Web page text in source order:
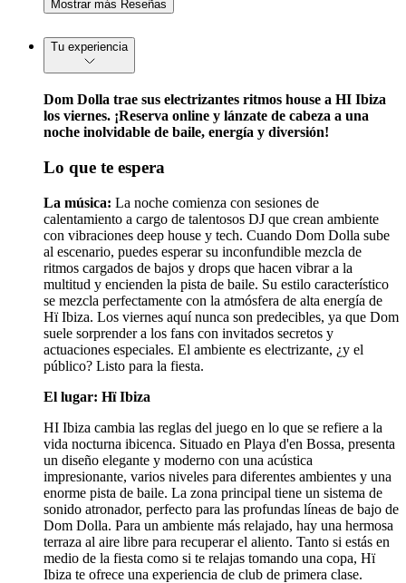
Mostrar más Reseñas
Tu experiencia
Dom Dolla trae sus electrizantes ritmos house a HI Ibiza
los viernes. ¡Reserva online y lánzate de cabeza a una
noche inolvidable de baile, energía y diversión!
Lo que te espera
La música: La noche comienza con sesiones de
calentamiento a cargo de talentosos DJ que crean ambiente
con vibraciones deep house y tech. Cuando Dom Dolla sube
al escenario, puedes esperar su inconfundible mezcla de
ritmos cargados de bajos y drops que hacen vibrar a la
multitud y encienden la pista de baile. Su estilo característico
se mezcla perfectamente con la atmósfera de alta energía de
Hï Ibiza. Los viernes aquí nunca son predecibles, ya que Dom
suele sorprender a los fans con invitados secretos y
actuaciones especiales. El ambiente es electrizante, ¿y el
público? Listo para la fiesta.
El lugar: Hï Ibiza
HI Ibiza cambia las reglas del juego en lo que se refiere a la
vida nocturna ibicenca. Situado en Playa d'en Bossa, presenta
un diseño elegante y moderno con una acústica
impresionante, varios niveles para diferentes ambientes y una
enorme pista de baile. La zona principal tiene un sistema de
sonido atronador, perfecto para las profundas líneas de bajo de
Dom Dolla. Para un ambiente más relajado, hay una hermosa
terraza al aire libre para recuperar el aliento. Tanto si estás en
medio de la fiesta como si te relajas tomando una copa, Hï
Ibiza te ofrece una experiencia de club de primera clase.